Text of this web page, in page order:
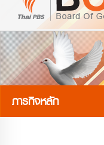
ภารกิจหลัก